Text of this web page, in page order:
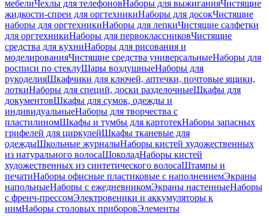
мебелиЧехлы для телефоновНаборы для выжиганияЧистящие
жидкости-спреи для оргтехникиНаборы для досокЧистящие
наборы для оргтехникиНаборы для лепкиЧистящие салфетки
для оргтехникиНаборы для первоклассниковЧистящие
средства для кухниНаборы для рисования и
моделированияЧистящие средства универсальныеНаборы для
росписи по стеклуШары воздушныеНаборы для
рукоделияШкафчики для ключей, аптечки, почтовые ящики,
лоткиНаборы для специй, доски разделочныеШкафы для
документовШкафы для сумок, одежды и
индивидуальныеНаборы для творчества с
пластилиномШкафы и тумбы для картотекНаборы запасных
грифелей для циркулейШкафы тканевые для
одеждыШкольные журналыНаборы кистей художественных
из натурального волосаШоколадНаборы кистей
художественных из синтетического волосаШтампы и
печатиНаборы офисные пластиковые с наполнениемЭкраны
напольныеНаборы с ежедневникомЭкраны настенныеНаборы
с френч-прессомЭлектровеники и аккумуляторы к
нимНаборы столовых приборовЭлементы